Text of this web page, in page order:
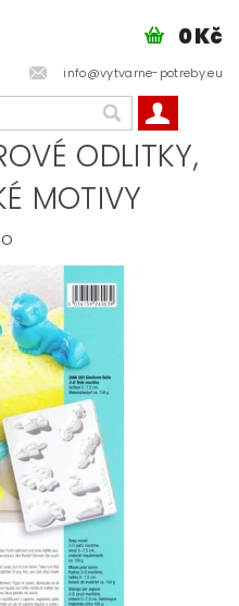
info@vytvarne-potreby.eu
0 Kč
ODLITKY,
MOTIVY